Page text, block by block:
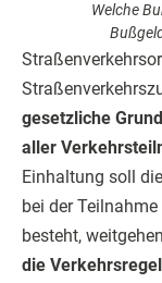
Welche
gesetzliche
aller
Einhaltung soll
bei der
besteht,
die